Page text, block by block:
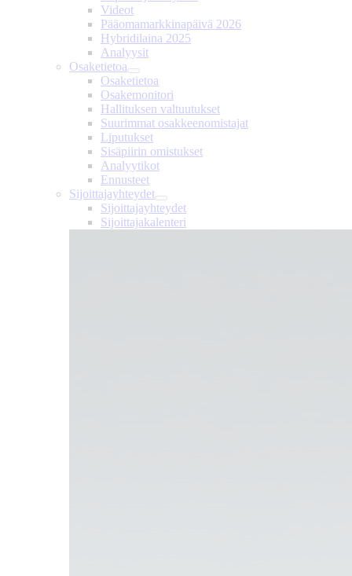
Videot
Pääomamarkkinapäivä 2026
Hybridilaina 2025
Analyysit
Osaketietoa
Osaketietoa
Osakemonitori
Hallituksen valtuutukset
Suurimmat osakkeenomistajat
Liputukset
Sisäpiirin omistukset
Analyytikot
Ennusteet
Sijoittajayhteydet
Sijoittajayhteydet
Sijoittajakalenteri